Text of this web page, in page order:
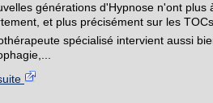
générations d'Hypnose n'ont
et plus précisément sur les
spécialisé intervient aussi